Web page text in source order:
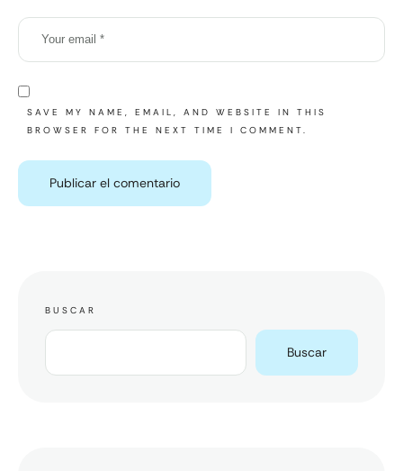
SAVE MY NAME, EMAIL, AND WEBSITE IN THIS
BROWSER FOR THE NEXT TIME I COMMENT.
BUSCAR
Buscar